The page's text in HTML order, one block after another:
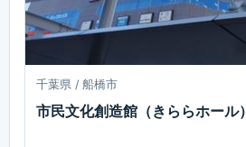
千葉県 / 船橋市
市民文化創造館（きららホール）